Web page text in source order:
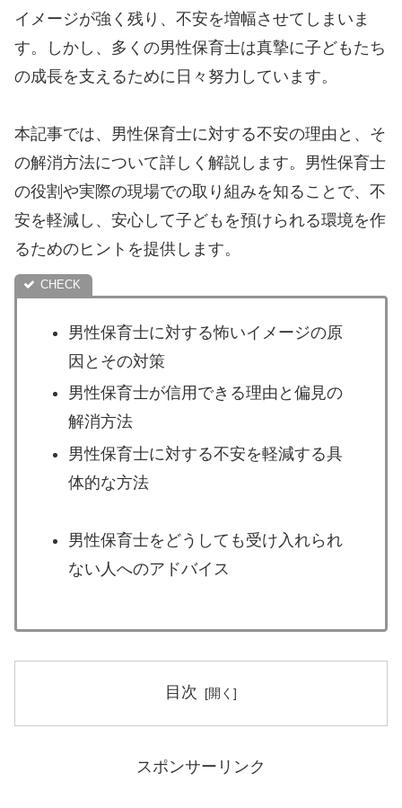
イメージが強く残り、不安を増幅させてしまいま
す。しかし、多くの男性保育士は真摯に子どもたち
の成長を支えるために日々努力しています。
本記事では、男性保育士に対する不安の理由と、そ
の解消方法について詳しく解説します。男性保育士
の役割や実際の現場での取り組みを知ることで、不
安を軽減し、安心して子どもを預けられる環境を作
るためのヒントを提供します。
男性保育士に対する怖いイメージの原
因とその対策
男性保育士が信用できる理由と偏見の
解消方法
男性保育士に対する不安を軽減する具
体的な方法
男性保育士をどうしても受け入れられ
ない人へのアドバイス
目次
スポンサーリンク